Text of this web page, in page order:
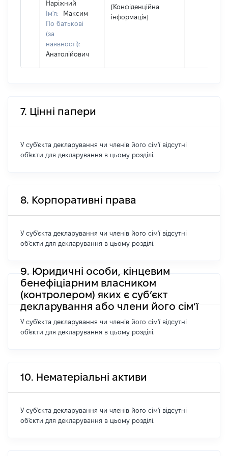
Наріжний
Ім'я:
Максим
По батькові
(за
наявності):
Анатолійович
[Конфіденційна
інформація]
7. Цінні папери
У суб'єкта декларування чи членів його сім'ї відсутні
об'єкти для декларування в цьому розділі.
8. Корпоративні права
У суб'єкта декларування чи членів його сім'ї відсутні
об'єкти для декларування в цьому розділі.
9. Юридичні особи, кінцевим
бенефіціарним власником
(контролером) яких є суб’єкт
декларування або члени його сім’ї
У суб'єкта декларування чи членів його сім'ї відсутні
об'єкти для декларування в цьому розділі.
10. Нематеріальні активи
У суб'єкта декларування чи членів його сім'ї відсутні
об'єкти для декларування в цьому розділі.